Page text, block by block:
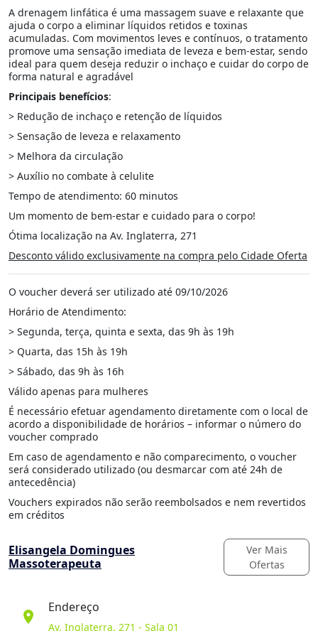
A drenagem linfática é uma massagem suave e relaxante que
ajuda o corpo a eliminar líquidos retidos e toxinas
acumuladas. Com movimentos leves e contínuos, o tratamento
promove uma sensação imediata de leveza e bem-estar, sendo
ideal para quem deseja reduzir o inchaço e cuidar do corpo de
forma natural e agradável
Principais benefícios:
> Redução de inchaço e retenção de líquidos
> Sensação de leveza e relaxamento
> Melhora da circulação
> Auxílio no combate à celulite
Tempo de atendimento: 60 minutos
Um momento de bem-estar e cuidado para o corpo!
Ótima localização na Av. Inglaterra, 271
Desconto válido exclusivamente na compra pelo Cidade Oferta
O voucher deverá ser utilizado até 09/10/2026
Horário de Atendimento:
> Segunda, terça, quinta e sexta, das 9h às 19h
> Quarta, das 15h às 19h
> Sábado, das 9h às 16h
Válido apenas para mulheres
É necessário efetuar agendamento diretamente com o local de
acordo a disponibilidade de horários – informar o número do
voucher comprado
Em caso de agendamento e não comparecimento, o voucher
será considerado utilizado (ou desmarcar com até 24h de
antecedência)
Vouchers expirados não serão reembolsados e nem revertidos
em créditos
Elisangela Domingues
Massoterapeuta
Ver Mais
Ofertas
location_on
Endereço
Av. Inglaterra, 271 - Sala 01